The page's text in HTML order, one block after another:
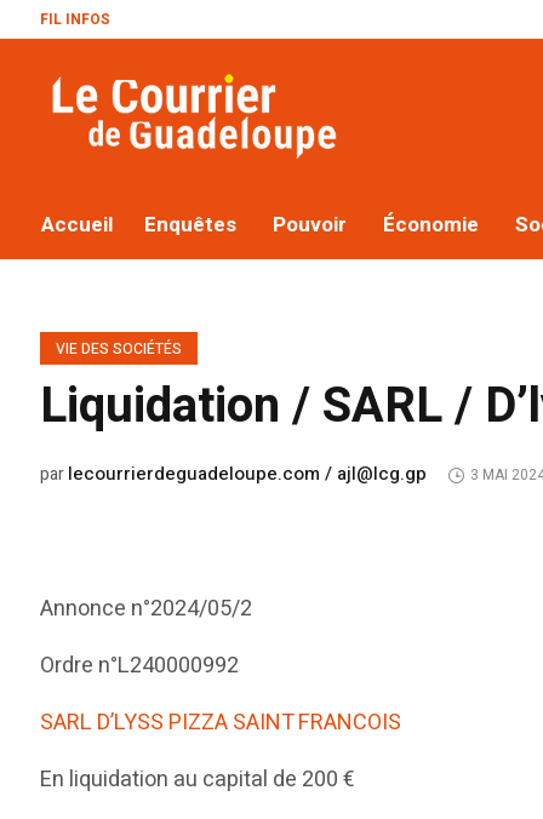
FIL INFOS Le
Accueil Enquêtes Pouvoir Économie
VIE DES SOCIÉTÉS
Liquidation / SARL /
parlecourrierdeguadeloupe.com / ajl@lcg.gp 3 MAI
Annonce n°2024/05/2
Ordre n°L240000992
SARL D’LYSS PIZZA SAINT FRANCOIS
En liquidation au capital de 200 €